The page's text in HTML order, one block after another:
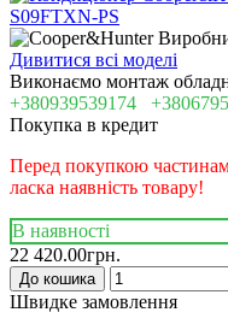
Дивитися всі моделі
Виконаємо монтаж
+380939539174
Покупка в кредит
Перед покупкою
ласка наявність товару!
В наявності
22 420.00грн.
До кошика
Швидке замовлення